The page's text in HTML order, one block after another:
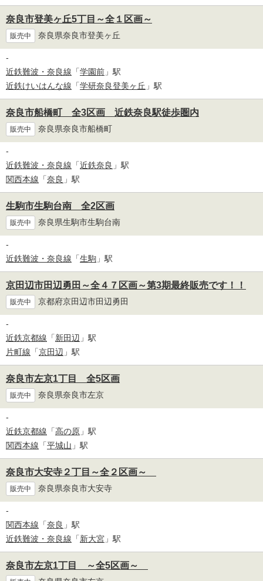
奈良市登美ヶ丘5丁目～全１区画～
販売中 奈良県奈良市登美ヶ丘
-
近鉄難波・奈良線 「学園前 」駅
近鉄けいはんな線 「学研奈良登美ヶ丘 」駅
奈良市船橋町 全3区画 近鉄奈良駅徒歩圏内
販売中 奈良県奈良市船橋町
-
近鉄難波・奈良線 「近鉄奈良 」駅
関西本線 「奈良 」駅
生駒市生駒台南 全2区画
販売中 奈良県生駒市生駒台南
-
近鉄難波・奈良線 「生駒 」駅
京田辺市田辺勇田～全４７区画～第3期最終販売です！！
販売中 京都府京田辺市田辺勇田
-
近鉄京都線 「新田辺 」駅
片町線 「京田辺 」駅
奈良市左京1丁目 全5区画
販売中 奈良県奈良市左京
-
近鉄京都線 「高の原 」駅
関西本線 「平城山 」駅
奈良市大安寺２丁目～全２区画～
販売中 奈良県奈良市大安寺
-
関西本線 「奈良 」駅
近鉄難波・奈良線 「新大宮 」駅
奈良市左京1丁目 ～全5区画～